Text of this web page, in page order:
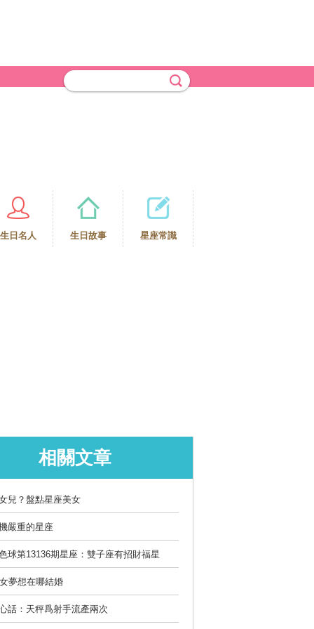
生日名人 生日故事 星座常識
相關文章
兒？盤點星座美女
嚴重的星座
球第13136期星座：雙子座有招財福星
夢想在哪結婚
話：天秤爲射手流產兩次